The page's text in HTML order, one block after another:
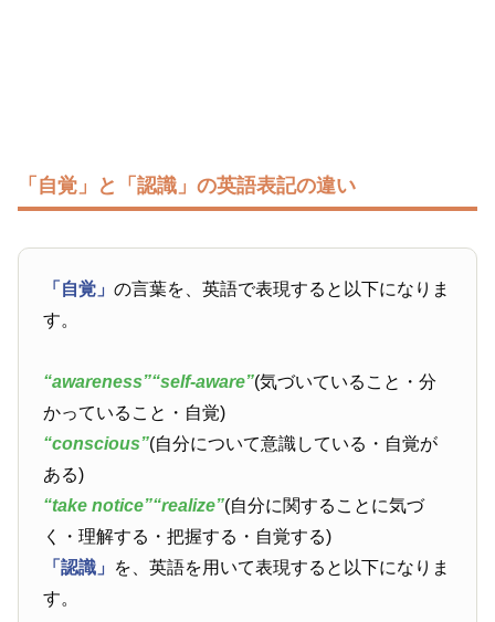
「自覚」と「認識」の英語表記の違い
「自覚」の言葉を、英語で表現すると以下になりま
す。
“awareness”“self-aware”(気づいていること・分
かっていること・自覚)
“conscious”(自分について意識している・自覚が
ある)
“take notice”“realize”(自分に関することに気づ
く・理解する・把握する・自覚する)
「認識」 を、英語を用いて表現すると以下になりま
す。